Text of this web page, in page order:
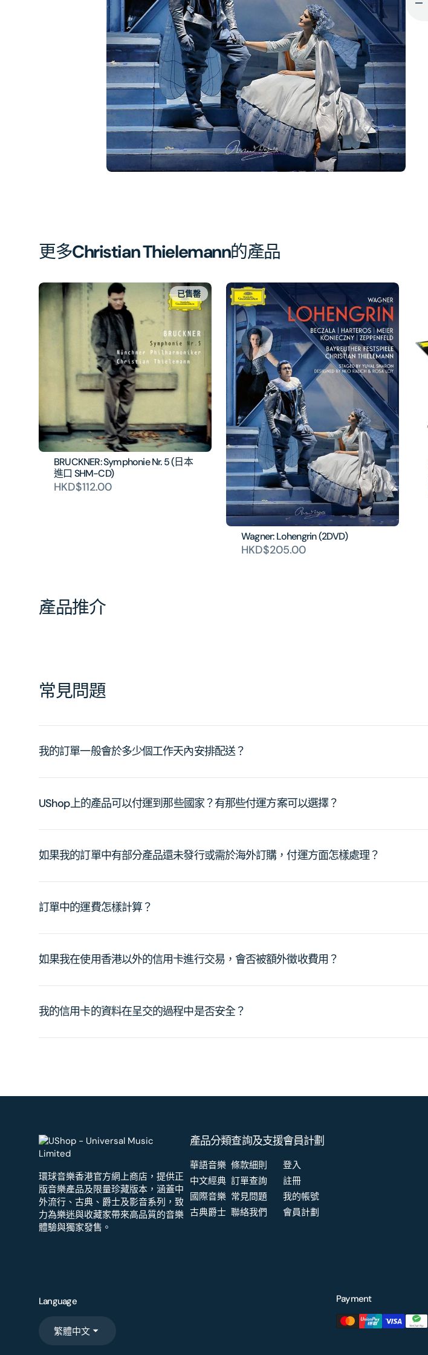
簿
中
開
啟
第
1
張
圖
片
更多Christian Thielemann的產品
BRUCKNER: Symphonie Nr. 5 (日本
進口 SHM-CD)
HKD$112.00
已售罄
Wagner: Lohengrin (2DVD)
HKD$205.00
產品推介
常見問題
我的訂單一般會於多少個工作天內安排配送？
UShop上的產品可以付運到那些國家？有那些付運方案可以選擇？
如果我的訂單中有部分產品還未發行或需於海外訂購，付運方面怎樣處理？
訂單中的運費怎樣計算？
如果我在使用香港以外的信用卡進行交易，會否被額外徵收費用？
我的信用卡的資料在呈交的過程中是否安全？
環球音樂香港官方網上商店，提供正
版音樂產品及限量珍藏版本，涵蓋中
外流行、古典、爵士及影音系列，致
力為樂迷與收藏家帶來高品質的音樂
體驗與獨家發售。
產品分類
華語音樂
中文經典
國際音樂
古典爵士
查詢及支援
條款細則
訂單查詢
常見問題
聯絡我們
會員計劃
登入
註冊
我的帳號
會員計劃
Language
繁體中文
Payment